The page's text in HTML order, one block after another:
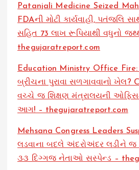
Patanjali Medicine Seized
FDAની મોટી કાર્યવાહી, પતંજલિ
સહિત 73 લાખ રૂપિયાથી વધુનો
thegujaratreport.com
Education Ministry Office
બ્રીચના પુરાવા સળગાવવાનો ખેલ?
વચ્ચે જ શિક્ષણ મંત્રાલયની
આગ! – thegujaratreport.com
Mehsana Congress Leaders
લડવાના બદલે અંદરોઅંદર લડીને જ
૩૩ દિગ્ગજ નેતાઓ સસ્પેન્ડ –